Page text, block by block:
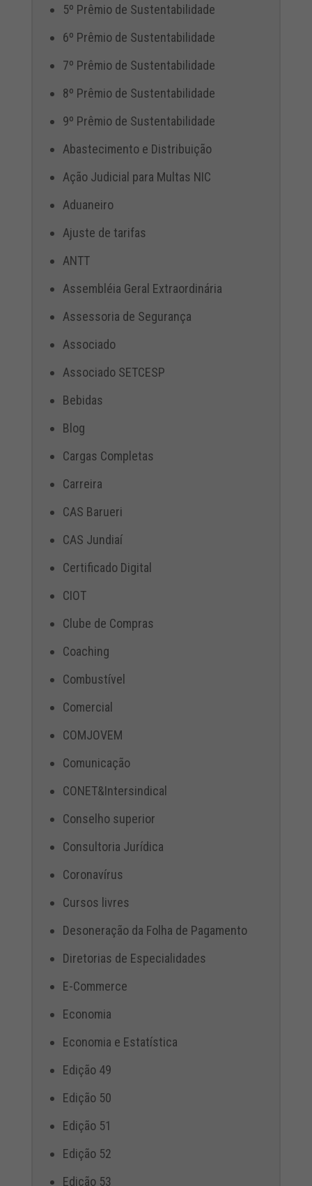
5º Prêmio de Sustentabilidade
6º Prêmio de Sustentabilidade
7º Prêmio de Sustentabilidade
8º Prêmio de Sustentabilidade
9º Prêmio de Sustentabilidade
Abastecimento e Distribuição
Ação Judicial para Multas NIC
Aduaneiro
Ajuste de tarifas
ANTT
Assembléia Geral Extraordinária
Assessoria de Segurança
Associado
Associado SETCESP
Bebidas
Blog
Cargas Completas
Carreira
CAS Barueri
CAS Jundiaí
Certificado Digital
CIOT
Clube de Compras
Coaching
Combustível
Comercial
COMJOVEM
Comunicação
CONET&Intersindical
Conselho superior
Consultoria Jurídica
Coronavírus
Cursos livres
Desoneração da Folha de Pagamento
Diretorias de Especialidades
E-Commerce
Economia
Economia e Estatística
Edição 49
Edição 50
Edição 51
Edição 52
Edição 53